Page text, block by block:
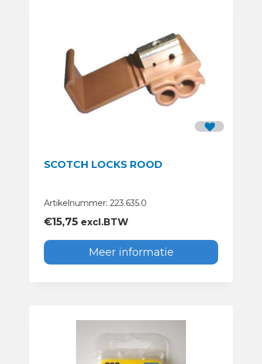
SCOTCH LOCKS ROOD
Artikelnummer: 223.635.0
€15,75 excl.BTW
Meer informatie